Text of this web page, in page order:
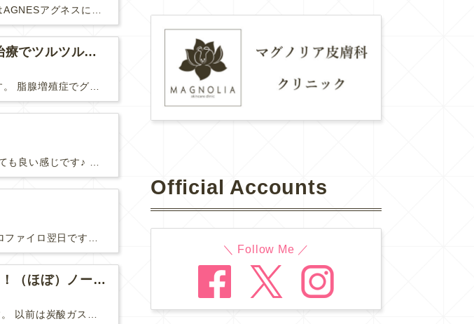
脂腺増殖症は諦めないで！AGNESアグネス治療でツルツル肌に！
やっと２回目のプロファイロを受けました。 ↑ 写真はプロファイロ翌日です。 この距離の写真では凹凸は映らないですし、 実物も、首がよく見ると凹凸が残っている位で、 それも３日で...
目周りのイボにはアグネス (AGNES）が効く！（ほぼ）ノーダウンタイムのイボ治療
Official Accounts
＼ Follow Me ／